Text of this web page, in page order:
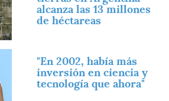
alcanza las 13 millones
de héctareas
"En 2002, había más
inversión en ciencia y
tecnología que ahora"